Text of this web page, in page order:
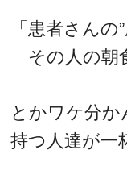
「患者さんの
その人の朝
とかワケ分か
持つ人達が一